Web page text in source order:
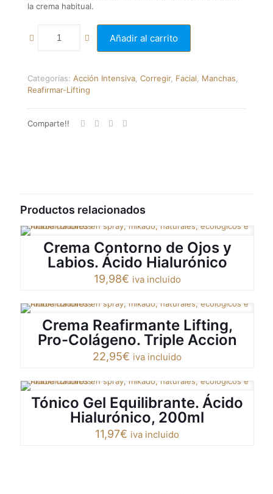
la crema habitual.
Añadir al carrito
Categorías: Acción Intensiva Corregir, Facial Manchas
Reafirmar-Lifting
Comparte!!
Productos relacionados
Crema Contorno de Ojos y
Labios. Ácido Hialurónico
19,98€ iva incluido
Crema Reafirmante Lifting,
Pro-Colágeno. Triple Accion
22,95€ iva incluido
Tónico Gel Equilibrante. Ácido
Hialurónico, 200ml
11,97€ iva incluido